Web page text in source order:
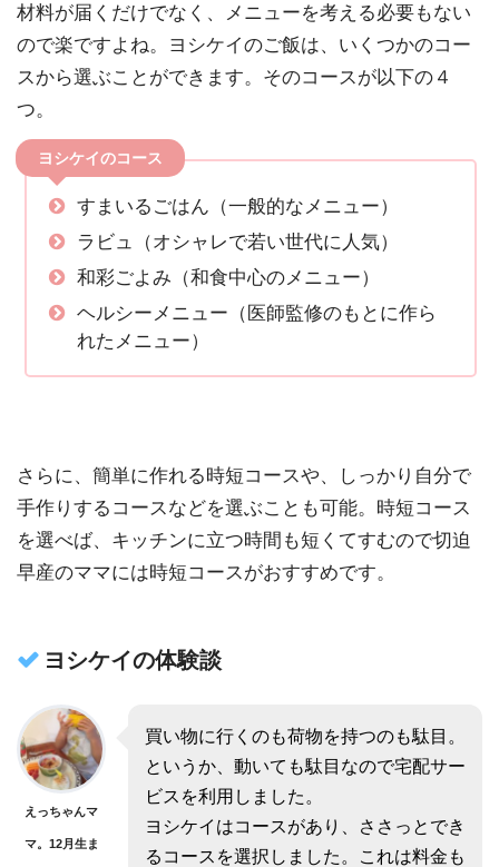
材料が届くだけでなく、メニューを考える必要もない
ので楽ですよね。ヨシケイのご飯は、いくつかのコー
スから選ぶことができます。そのコースが以下の４
つ。
ヨシケイのコース
すまいるごはん（一般的なメニュー）
ラビュ（オシャレで若い世代に人気）
和彩ごよみ（和食中心のメニュー）
ヘルシーメニュー（医師監修のもとに作ら
れたメニュー）
さらに、簡単に作れる時短コースや、しっかり自分で
手作りするコースなどを選ぶことも可能。時短コース
を選べば、キッチンに立つ時間も短くてすむので切迫
早産のママには時短コースがおすすめです。
ヨシケイの体験談
えっちゃんマ
マ。12月生ま
買い物に行くのも荷物を持つのも駄目。
というか、動いても駄目なので宅配サー
ビスを利用しました。
ヨシケイはコースがあり、ささっとでき
るコースを選択しました。これは料金も